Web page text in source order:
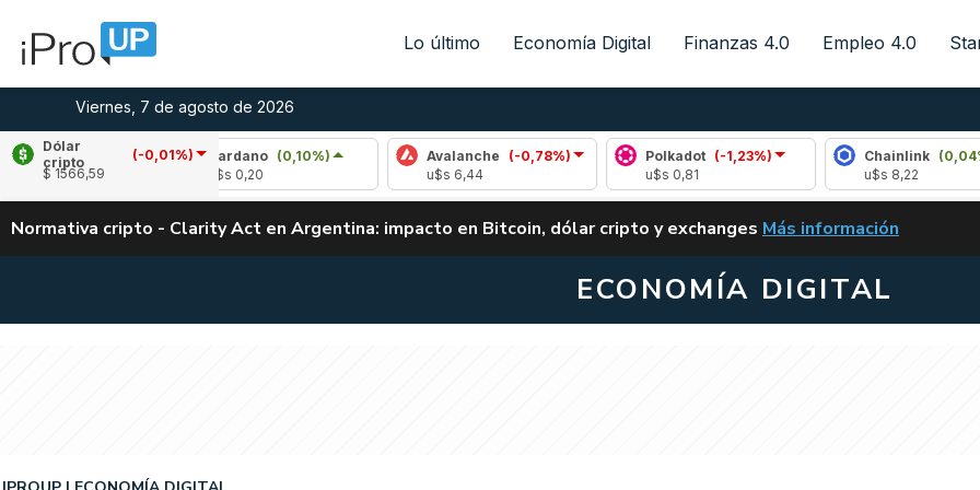
Lo último Economía Digital Finanzas 4.0 Empleo 4.0
Viernes, 7 de agosto de 2026
Dólar
cripto
(-0,01%)
$ 1566,59
Cardano (0,10%)
Avalanche (-0,78%)
Polkadot
(-1,23%)
Chainlink (0,04%)
Normativa cripto - Clarity Act en Argentina: impacto en Bitcoin, dólar cripto y exchanges CLARITY ACT EN
Más información
ECONOMÍA DIGITAL